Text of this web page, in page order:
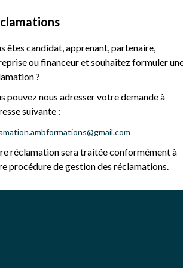
êtes candidat, apprenant, partenaire,
ou financeur et souhaitez formuler
?
pouvez nous adresser votre demande à
suivante :
réclamation sera traitée conformément à
procédure de gestion des réclamations.